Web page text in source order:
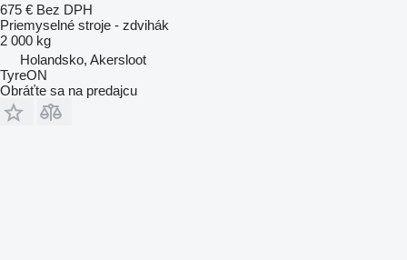
675 € Bez DPH
Priemyselné stroje - zdvihák
2 000 kg
Holandsko, Akersloot
TyreON
Obráťte sa na predajcu